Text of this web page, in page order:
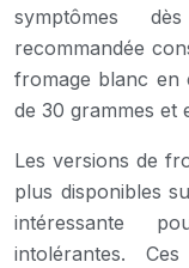
symptômes
recommandée
fromage blanc en
de 30 grammes et
Les versions de
plus disponibles
intéressante
intolérantes.